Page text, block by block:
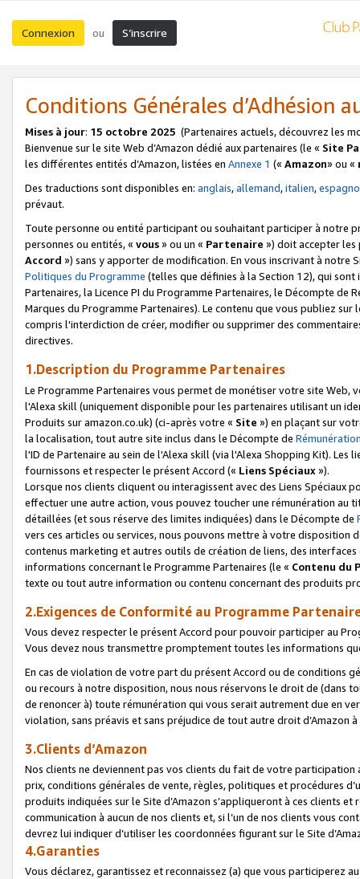
Connexion ou S’inscrire
Conditions Générales d’Adhésion
Mises à jour: 15 octobre 2025 (Partenaires actuels, découvrez les
Bienvenue sur le site Web d’Amazon dédié aux partenaires (le « Site
les différentes entités d’Amazon, listées en Annexe 1 (« Amazon» ou «
Des traductions sont disponibles en: anglais,allemand,italien,
prévaut.
Toute personne ou entité participant ou souhaitant participer à notre
personnes ou entités, « vous» ou un « Partenaire ») doit accepter les
Accord ») sans y apporter de modification. En vous inscrivant à notre
Politiques du Programme (telles que définies à la Section 12), qui
Partenaires, la Licence PI du Programme Partenaires, le Décompte de
Marques du Programme Partenaires). Le contenu que vous publiez
compris l'interdiction de créer, modifier ou supprimer des
directives.
1.Description du Programme Partenaires
Le Programme Partenaires vous permet de monétiser votre site Web,
l'Alexa skill (uniquement disponible pour les partenaires utilisant un
Produits sur amazon.co.uk) (ci-après votre « Site ») en plaçant sur
la localisation, tout autre site inclus dans le Décompte de
l'ID de Partenaire au sein de l'Alexa skill (via l'Alexa Shopping Kit).
fournissons et respecter le présent Accord (« Liens Spéciaux»).
Lorsque nos clients cliquent ou interagissent avec des Liens Spéciaux
effectuer une autre action, vous pouvez toucher une rémunération
détaillées (et sous réserve des limites indiquées) dans le Décompte de
vers ces articles ou services, nous pouvons mettre à votre disposition
contenus marketing et autres outils de création de liens, des
informations concernant le Programme Partenaires (le « Contenu du
texte ou tout autre information ou contenu concernant des produits
2.Exigences de Conformité au Programme
Vous devez respecter le présent Accord pour pouvoir participer au
Vous devez nous transmettre promptement toutes les informations
En cas de violation de votre part du présent Accord ou de conditions
ou recours à notre disposition, nous nous réservons le droit de (dans
de renoncer à) toute rémunération qui vous serait autrement due en
violation, sans préavis et sans préjudice de tout autre droit
3.Clients d’Amazon
Nos clients ne deviennent pas vos clients du fait de votre
prix, conditions générales de vente, règles, politiques et procédures
produits indiquées sur le Site d’Amazon s’appliqueront à ces clients
communication à aucun de nos clients et, si l’un de nos clients vous
devrez lui indiquer d’utiliser les coordonnées figurant sur le Site
4.Garanties
Vous déclarez, garantissez et reconnaissez (a) que vous participerez